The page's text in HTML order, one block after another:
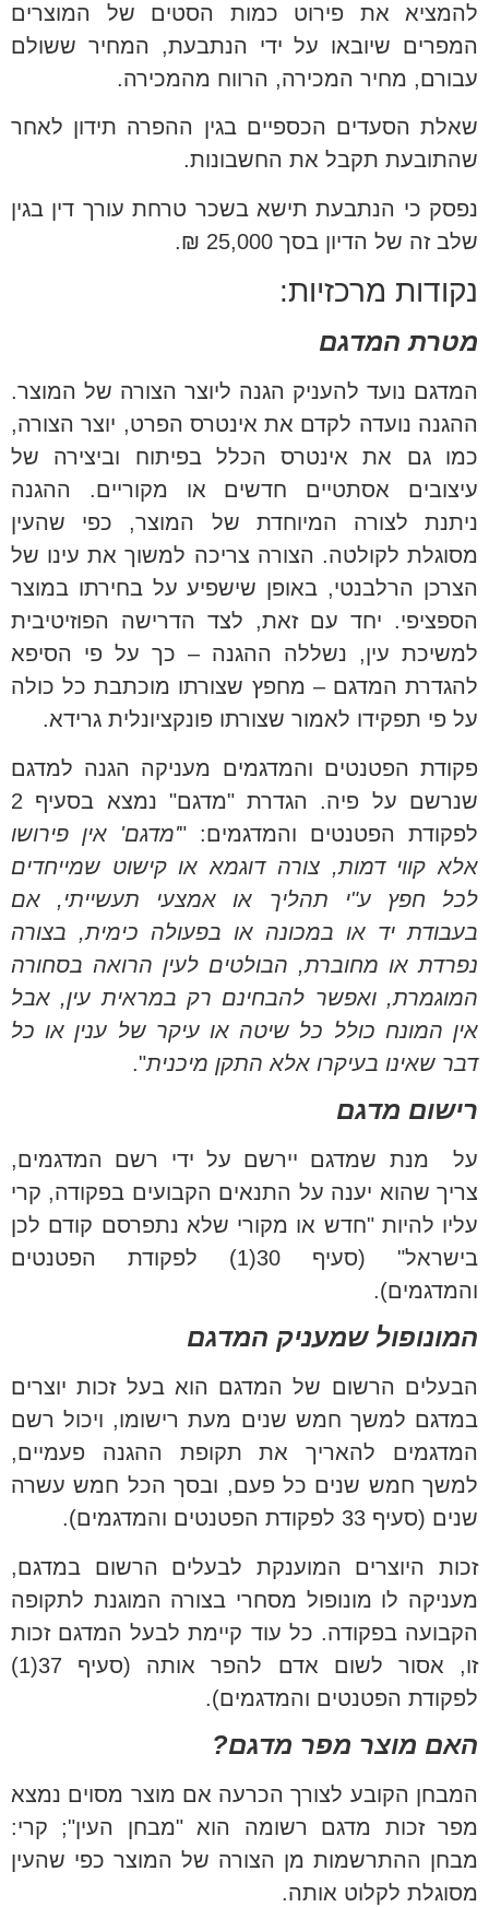
להמציא את פירוט כמות הסטים של המוצרים
המפרים שיובאו על ידי הנתבעת, המחיר ששולם
עבורם, מחיר המכירה, הרווח מהמכירה.
שאלת הסעדים הכספיים בגין ההפרה תידון לאחר
שהתובעת תקבל את החשבונות.
נפסק כי הנתבעת תישא בשכר טרחת עורך דין בגין
שלב זה של הדיון בסך 25,000 ₪.
נקודות מרכזיות:
מטרת המדגם
המדגם נועד להעניק הגנה ליוצר הצורה של המוצר.
ההגנה נועדה לקדם את אינטרס הפרט, יוצר הצורה,
כמו גם את אינטרס הכלל בפיתוח וביצירה של
עיצובים אסתטיים חדשים או מקוריים. ההגנה
ניתנת לצורה המיוחדת של המוצר, כפי שהעין
מסוגלת לקולטה. הצורה צריכה למשוך את עינו של
הצרכן הרלבנטי, באופן שישפיע על בחירתו במוצר
הספציפי. יחד עם זאת, לצד הדרישה הפוזיטיבית
למשיכת עין, נשללה ההגנה – כך על פי הסיפא
להגדרת המדגם – מחפץ שצורתו מוכתבת כל כולה
על פי תפקידו לאמור שצורתו פונקציונלית גרידא.
פקודת הפטנטים והמדגמים מעניקה הגנה למדגם
שנרשם על פיה. הגדרת "מדגם" נמצא בסעיף 2
לפקודת הפטנטים והמדגמים: "'מדגם' אין פירושו
אלא קווי דמות, צורה דוגמא או קישוט שמייחדים
לכל חפץ ע"י תהליך או אמצעי תעשייתי, אם
בעבודת יד או במכונה או בפעולה כימית, בצורה
נפרדת או מחוברת, הבולטים לעין הרואה בסחורה
המוגמרת, ואפשר להבחינם רק במראית עין, אבל
אין המונח כולל כל שיטה או עיקר של ענין או כל
דבר שאינו בעיקרו אלא התקן מיכנית".
רישום מדגם
על מנת שמדגם יירשם על ידי רשם המדגמים,
צריך שהוא יענה על התנאים הקבועים בפקודה, קרי
עליו להיות "חדש או מקורי שלא נתפרסם קודם לכן
בישראל" (סעיף 30(1) לפקודת הפטנטים
והמדגמים).
המונופול שמעניק המדגם
הבעלים הרשום של המדגם הוא בעל זכות יוצרים
במדגם למשך חמש שנים מעת רישומו, ויכול רשם
המדגמים להאריך את תקופת ההגנה פעמיים,
למשך חמש שנים כל פעם, ובסך הכל חמש עשרה
שנים (סעיף 33 לפקודת הפטנטים והמדגמים).
זכות היוצרים המוענקת לבעלים הרשום במדגם,
מעניקה לו מונופול מסחרי בצורה המוגנת לתקופה
הקבועה בפקודה. כל עוד קיימת לבעל המדגם זכות
זו, אסור לשום אדם להפר אותה (סעיף 37(1)
לפקודת הפטנטים והמדגמים).
האם מוצר מפר מדגם?
המבחן הקובע לצורך הכרעה אם מוצר מסוים נמצא
מפר זכות מדגם רשומה הוא "מבחן העין"; קרי:
מבחן ההתרשמות מן הצורה של המוצר כפי שהעין
מסוגלת לקלוט אותה.